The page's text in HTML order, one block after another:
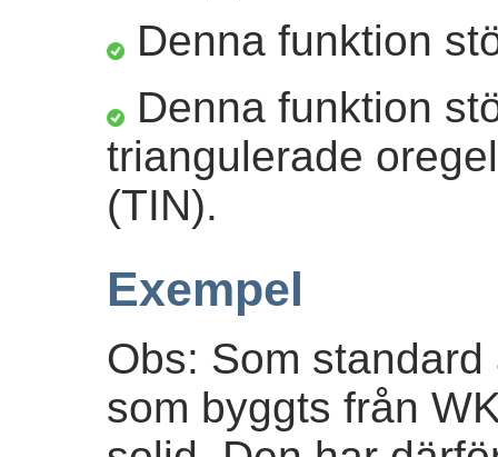
Denna funktion
Denna funktion
triangulerade
(TIN).
Exempel
Obs: Som
som byggts från